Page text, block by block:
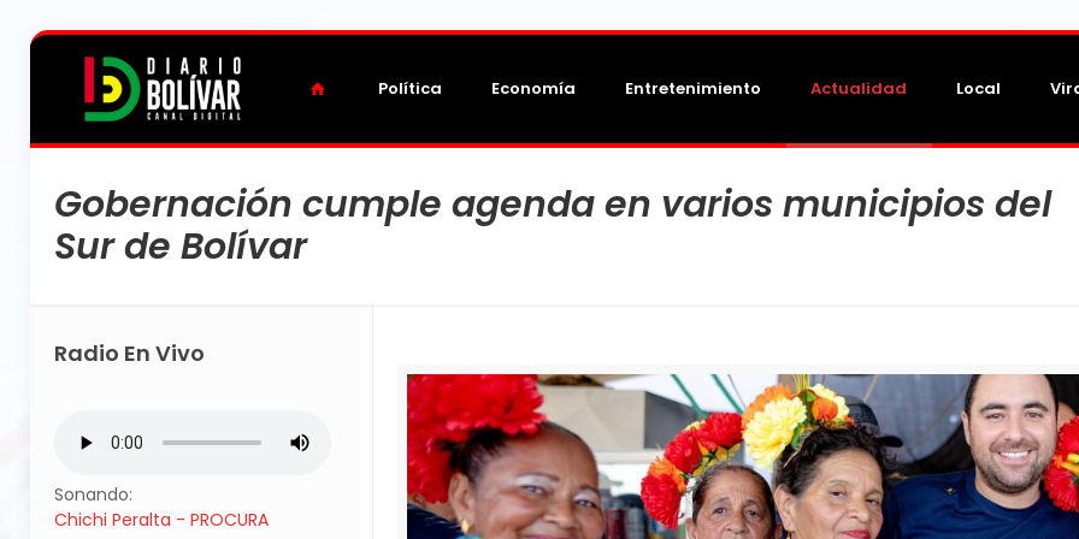
Política Economía Entretenimiento Actualidad Local
Gobernación cumple agenda en varios municipios del
Sur de Bolívar
Radio En Vivo
Sonando:
Chichi Peralta - PROCURA